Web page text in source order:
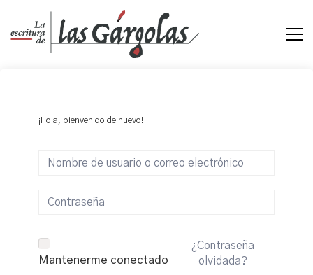
¡Hola, bienvenido de nuevo!
Mantenerme conectado
¿Contraseña
olvidada?